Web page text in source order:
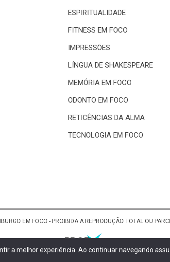
ESPIRITUALIDADE
FITNESS EM FOCO
IMPRESSÕES
LÍNGUA DE SHAKESPEARE
MEMÓRIA EM FOCO
ODONTO EM FOCO
RETICÊNCIAS DA ALMA
TECNOLOGIA EM FOCO
EM FOCO - PROIBIDA A REPRODUÇÃO TOTAL OU
a melhor experiência. Ao continuar navegando